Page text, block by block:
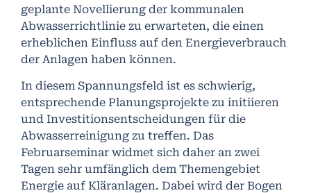
geplante Novellierung der kommunalen
Abwasserrichtlinie zu erwarteten, die einen
erheblichen Einfluss auf den Energieverbrauch
der Anlagen haben können.
In diesem Spannungsfeld ist es schwierig,
entsprechende Planungsprojekte zu initiieren
und Investitionsentscheidungen für die
Abwasserreinigung zu treffen. Das
Februarseminar widmet sich daher an zwei
Tagen sehr umfänglich dem Themengebiet
Energie auf Kläranlagen. Dabei wird der Bogen